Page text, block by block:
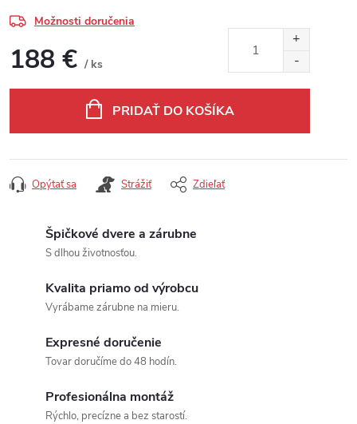
Možnosti doručenia
188 € / ks
PRIDAŤ DO KOŠÍKA
Opýtať sa Strážiť Zdieľať
Špičkové dvere a zárubne
S dlhou životnosťou.
Kvalita priamo od výrobcu
Vyrábame zárubne na mieru.
Expresné doručenie
Tovar doručíme do 48 hodín.
Profesionálna montáž
Rýchlo, precízne a bez starostí.